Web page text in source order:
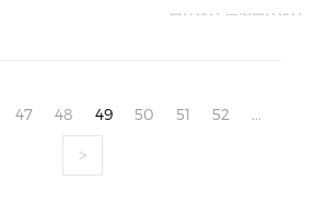
网站设计 深圳网站设计
47 48 49 50 51 52 ...
>